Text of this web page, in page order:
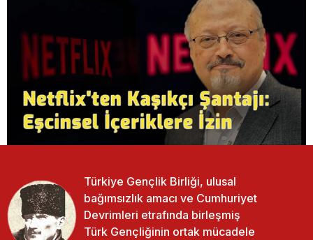
Türkiye Gençlik Birliği, ulusal
bağımsızlık amacı ve Cumhuriyet
Devrimleri etrafında birleşmiş
Türk Gençliğinin ortak mücadele